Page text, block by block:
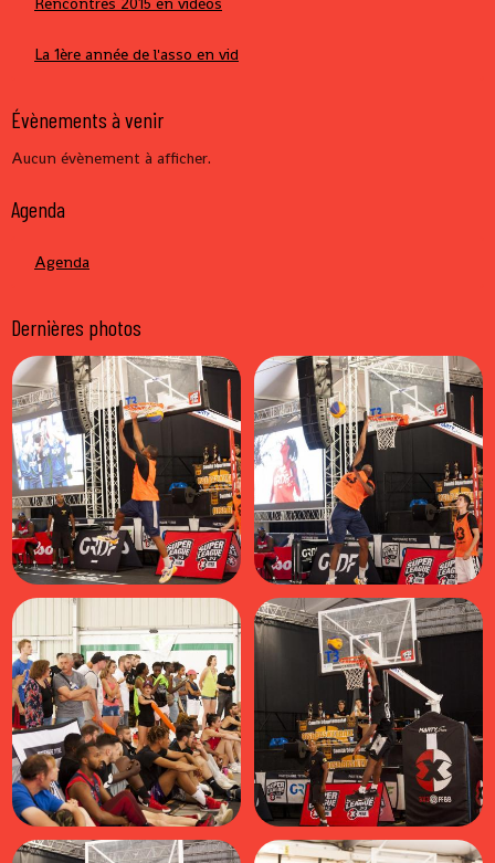
La 1ère année de l'asso en vid
Évènements à venir
Aucun évènement à afficher.
Agenda
Agenda
Dernières photos